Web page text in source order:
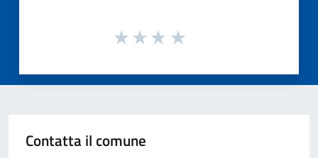
Contatta il comune